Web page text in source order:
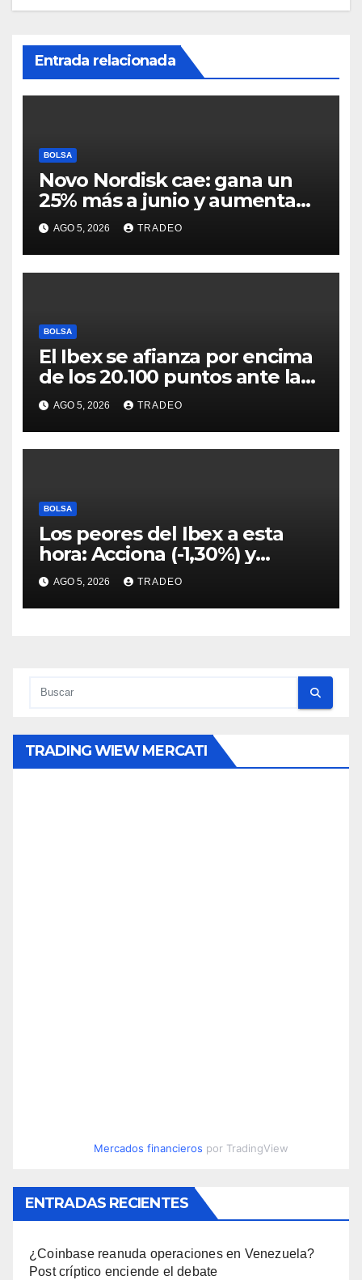
Entrada relacionada
BOLSA
Novo Nordisk cae: gana un
25% más a junio y aumenta
previsiones, pero no
convence
AGO 5, 2026 TRADEO
BOLSA
El Ibex se afianza por encima
de los 20.100 puntos ante las
esperanzas sobre Ormuz
AGO 5, 2026 TRADEO
BOLSA
Los peores del Ibex a esta
hora: Acciona (-1,30%) y
Acciona Energía (-0,96%)
AGO 5, 2026 TRADEO
TRADING WIEW MERCATI
Mercados financieros por TradingView
ENTRADAS RECIENTES
¿Coinbase reanuda operaciones en Venezuela?
Post críptico enciende el debate